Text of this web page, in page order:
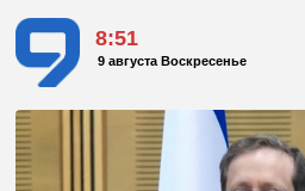
8:51
9 августа Воскресенье